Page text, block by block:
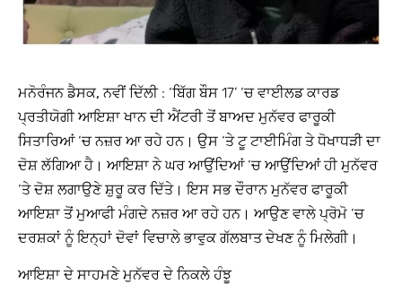
ਮਨੋਰੰਜਨ ਡੈਸਕ, ਨਵੀਂ ਦਿੱਲੀ : ‘ਬਿੱਗ ਬੌਸ 17’ ‘ਚ ਵਾਈਲਡ ਕਾਰਡ
ਪ੍ਰਤੀਯੋਗੀ ਆਇਸ਼ਾ ਖਾਨ ਦੀ ਐਂਟਰੀ ਤੋਂ ਬਾਅਦ ਮੁਨੱਵਰ ਫਾਰੂਕੀ
ਸਿਤਾਰਿਆਂ ‘ਚ ਨਜ਼ਰ ਆ ਰਹੇ ਹਨ। ਉਸ ‘ਤੇ ਟੂ ਟਾਈਮਿੰਗ ਤੇ ਧੋਖਾਧੜੀ ਦਾ
ਦੋਸ਼ ਲੱਗਿਆ ਹੈ। ਆਇਸ਼ਾ ਨੇ ਘਰ ਆਉਂਦਿਆਂ ‘ਚ ਆਉਂਦਿਆਂ ਹੀ ਮੁਨੱਵਰ
‘ਤੇ ਦੋਸ਼ ਲਗਾਉਣੇ ਸ਼ੁਰੂ ਕਰ ਦਿੱਤੇ। ਇਸ ਸਭ ਦੌਰਾਨ ਮੁਨੱਵਰ ਫਾਰੂਕੀ
ਆਇਸ਼ਾ ਤੋਂ ਮੁਆਫੀ ਮੰਗਦੇ ਨਜ਼ਰ ਆ ਰਹੇ ਹਨ। ਆਉਣ ਵਾਲੇ ਪ੍ਰੋਮੋ ‘ਚ
ਦਰਸ਼ਕਾਂ ਨੂੰ ਇਨ੍ਹਾਂ ਦੋਵਾਂ ਵਿਚਾਲੇ ਭਾਵੁਕ ਗੱਲਬਾਤ ਦੇਖਣ ਨੂੰ ਮਿਲੇਗੀ।
ਆਇਸ਼ਾ ਦੇ ਸਾਹਮਣੇ ਮੁਨੱਵਰ ਦੇ ਨਿਕਲੇ ਹੰਝੂ